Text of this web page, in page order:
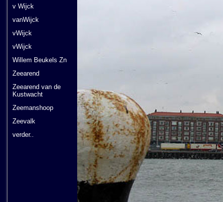
v Wijck
vanWijck
vWijck
vWijck
Willem Beukels Zn
Zeearend
Zeearend van de
Kustwacht
Zeemanshoop
Zeevalk
verder..